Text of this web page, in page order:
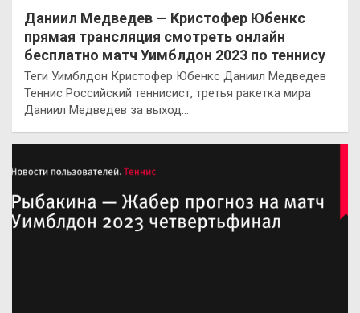
Даниил Медведев — Кристофер Юбенкс
прямая трансляция смотреть онлайн
бесплатно матч Уимблдон 2023 по теннису
Теги Уимблдон Кристофер Юбенкс Даниил Медведев
Теннис Российский теннисист, третья ракетка мира
Даниил Медведев за выход…